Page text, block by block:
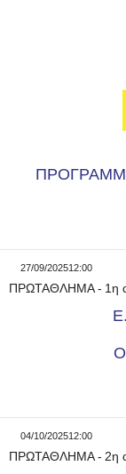
27/09/202512:00
ΠΡΩΤΑΘΛΗΜΑ- 1η
04/10/202512:00
ΠΡΩΤΑΘΛΗΜΑ- 2η